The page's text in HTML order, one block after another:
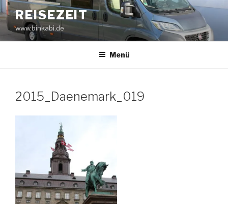
Zum
Inhalt
springen
REISEZEIT
www.binkabi.de
Menü
2015_Daenemark_019